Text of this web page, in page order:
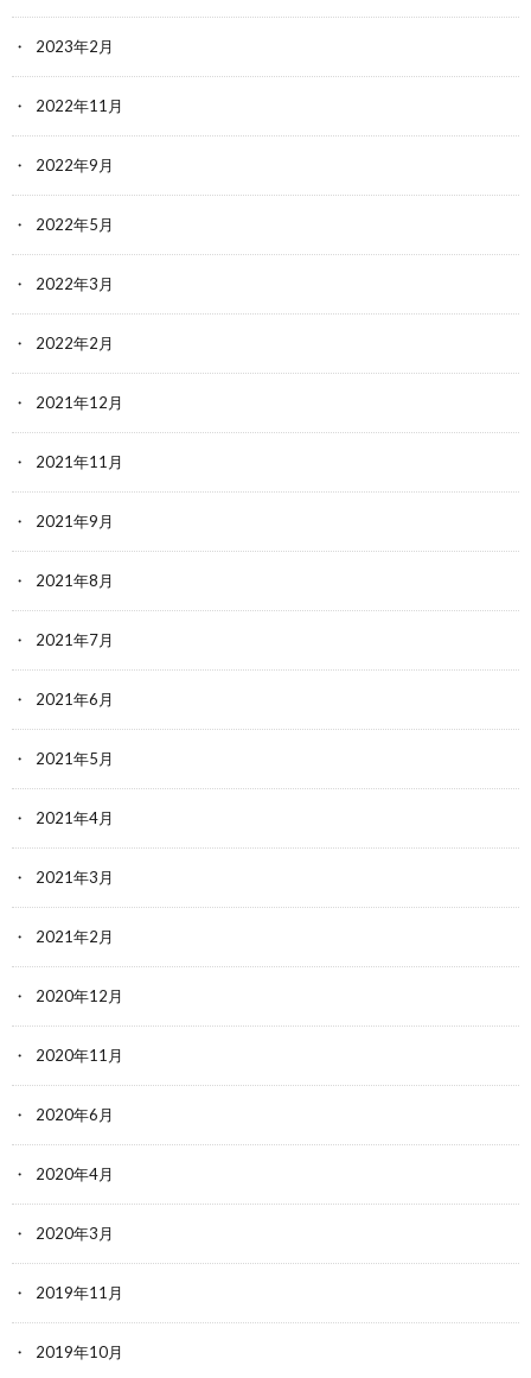
2023年2月
2022年11月
2022年9月
2022年5月
2022年3月
2022年2月
2021年12月
2021年11月
2021年9月
2021年8月
2021年7月
2021年6月
2021年5月
2021年4月
2021年3月
2021年2月
2020年12月
2020年11月
2020年6月
2020年4月
2020年3月
2019年11月
2019年10月